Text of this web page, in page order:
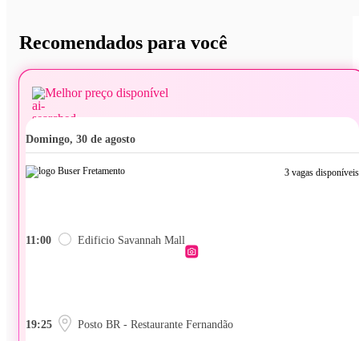
Recomendados para você
Melhor preço disponível
domingo, 30 de agosto
3 vagas disponíveis
11:00 Edificio Savannah Mall
19:25 Posto BR - Restaurante Fernandão